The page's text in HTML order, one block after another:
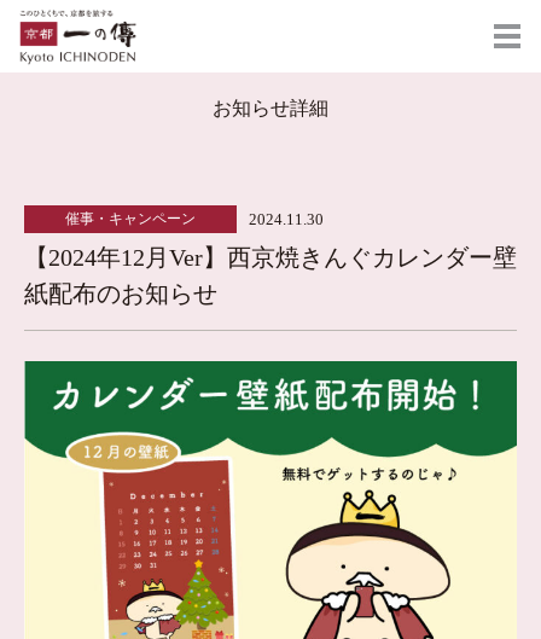
お知らせ詳細
催事・キャンペーン 2024.11.30
【2024年12月Ver】西京焼きんぐカレンダー壁
紙配布のお知らせ